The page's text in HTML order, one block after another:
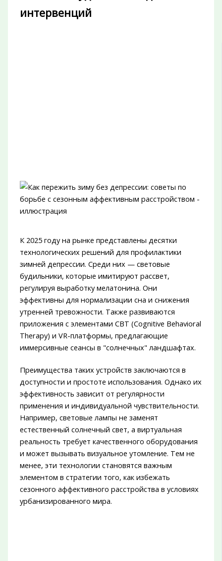
интервенций
К 2025 году на рынке представлены десятки
технологических решений для профилактики
зимней депрессии. Среди них — световые
будильники, которые имитируют рассвет,
регулируя выработку мелатонина. Они
эффективны для нормализации сна и снижения
утренней тревожности. Также развиваются
приложения с элементами CBT (Cognitive Behavioral
Therapy) и VR-платформы, предлагающие
иммерсивные сеансы в "солнечных" ландшафтах.
Преимущества таких устройств заключаются в
доступности и простоте использования. Однако их
эффективность зависит от регулярности
применения и индивидуальной чувствительности.
Например, световые лампы не заменят
естественный солнечный свет, а виртуальная
реальность требует качественного оборудования
и может вызывать визуальное утомление. Тем не
менее, эти технологии становятся важным
элементом в стратегии того, как избежать
сезонного аффективного расстройства в условиях
урбанизированного мира.